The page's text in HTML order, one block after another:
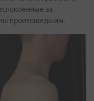
за
произошедшим.